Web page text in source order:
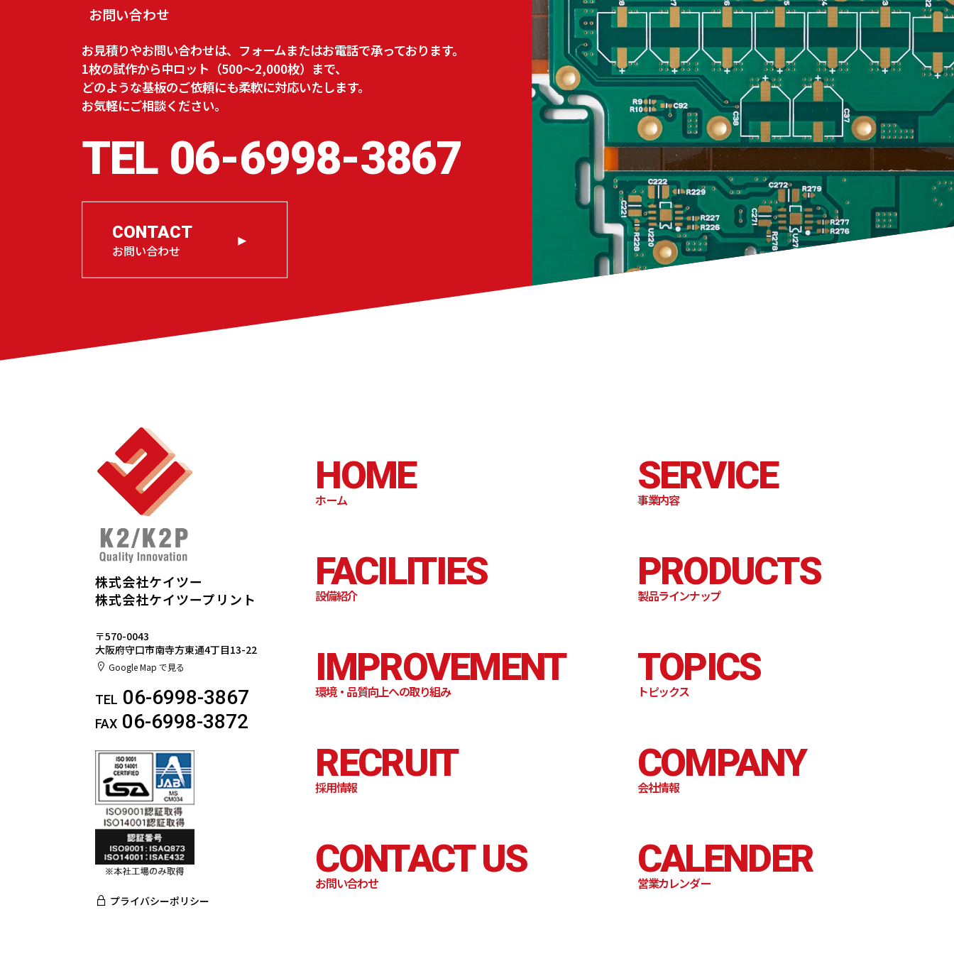
お問い合わせ
お見積りやお問い合わせは、フォームまたはお電話で承っております。
1枚の試作から中ロット（500～2,000枚）まで、
どのような基板のご依頼にも柔軟に対応いたします。
お気軽にご相談ください。
TEL06-6998-3867
CONTACT
お問い合わせ
株式会社ケイツー
株式会社ケイツープリント
〒570-0043
大阪府守口市南寺方東通4丁目13-22
Google Map で見る
TEL 06-6998-3867
FAX 06-6998-3872
プライバシーポリシー
HOME
ホーム
SERVICE
事業内容
FACILITIES
設備紹介
PRODUCTS
製品ラインナップ
IMPROVEMENT
環境・品質向上への取り組み
TOPICS
トピックス
RECRUIT
採用情報
COMPANY
会社情報
CONTACT US
お問い合わせ
CALENDER
営業カレンダー